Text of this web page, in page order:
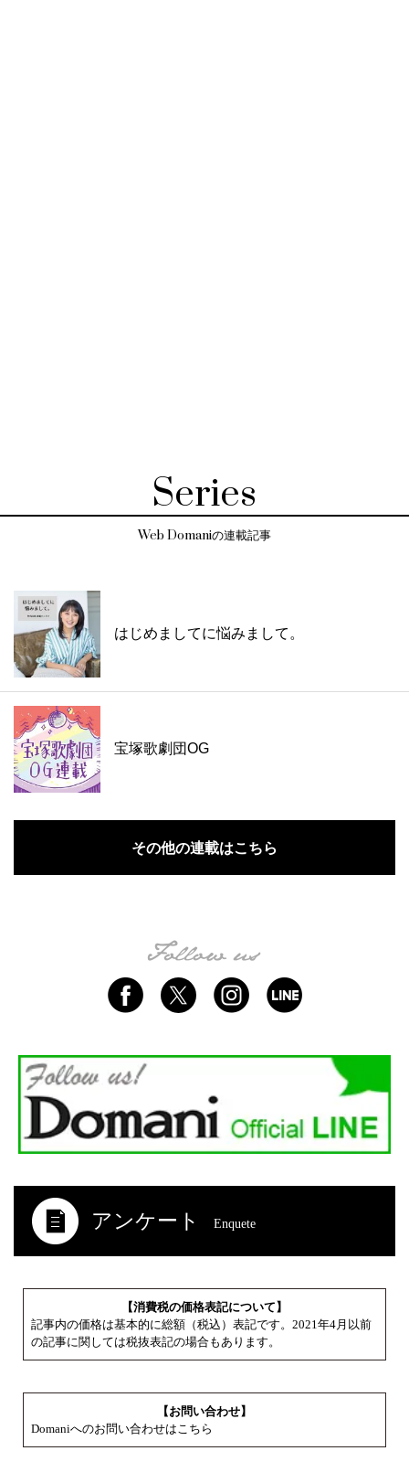
Series
Web Domaniの連載記事
はじめましてに悩みまして。
宝塚歌劇団OG
その他の連載はこちら
アンケート Enquete
【消費税の価格表記について】
記事内の価格は基本的に総額（税込）表記です。2021年4月以前
の記事に関しては税抜表記の場合もあります。
【お問い合わせ】
Domaniへのお問い合わせはこちら